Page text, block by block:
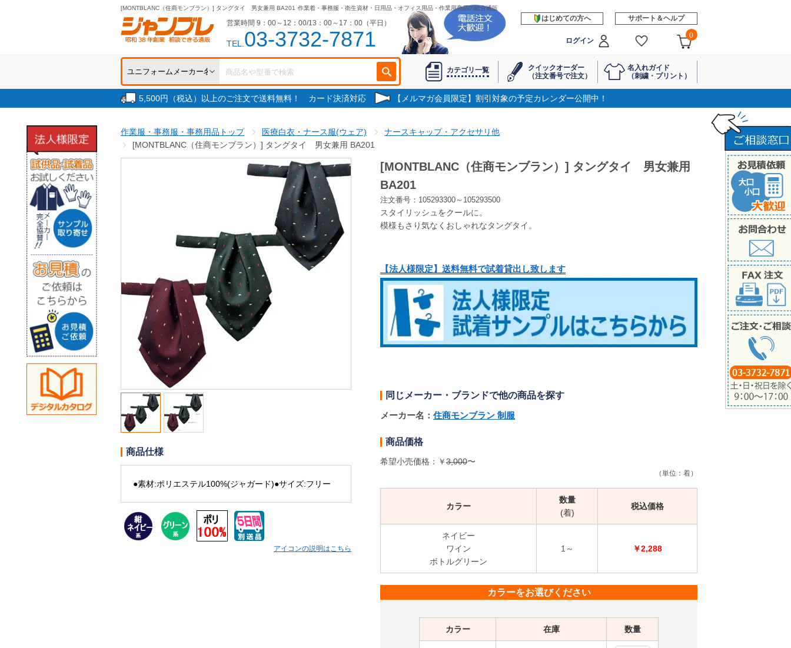
[MONTBLANC（住商モンブラン）] タングタイ 男女兼用 BA201 作業着・事務服・衛生資材・日用品・オフィス用品・作業用商品の総合通販
営業時間 9：00～12：00/13：00～17：00（平日）
TEL.03-3732-7871
はじめての方へ サポート＆ヘルプ
ログイン
0
カテゴリ一覧
クイックオーダー
（注文番号で注文）
名入れガイド
（刺繍・プリント）
5,500円（税込）以上のご注文で送料無料！ カード決済対応 【メルマガ会員限定】割引対象の予定カレンダー公開中！
作業服・事務服・事務用品トップ 医療白衣・ナース服(ウェア)
ナースキャップ・アクセサリ他
[MONTBLANC（住商モンブラン）] タングタイ 男女兼用 BA201
商品仕様
●素材:ポリエステル100%(ジャガード)●サイズ:フリー
アイコンの説明はこちら
[MONTBLANC（住商モンブラン）] タングタイ 男女兼用
BA201
注文番号：105293300～105293500
スタイリッシュをクールに。
模様もさり気なくおしゃれなタングタイ。
【法人様限定】送料無料で試着貸出し致します
同じメーカー・ブランドで他の商品を探す
メーカー名： 住商モンブラン 制服
商品価格
希望小売価格：￥3,000〜
（単位：着）
カラー
数量
(着)
税込価格
ネイビー
ワイン
ボトルグリーン
1～ ￥2,288
カラーをお選びください
カラー 在庫 数量